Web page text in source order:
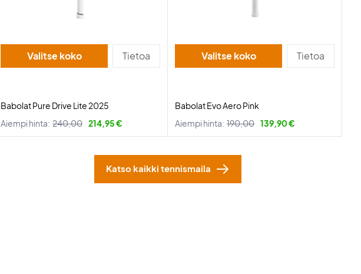
Valitse koko Tietoa
Babolat Pure Drive Lite 2025
Aiempi hinta: 240,00 214,95 €
Valitse koko Tietoa
Babolat Evo Aero Pink
Aiempi hinta: 190,00 139,90 €
Katso kaikki tennismaila